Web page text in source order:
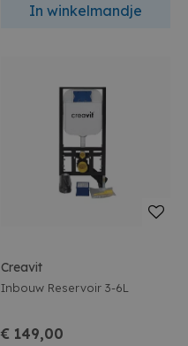
In winkelmandje
Creavit
Inbouw Reservoir 3-6L
€ 149,00